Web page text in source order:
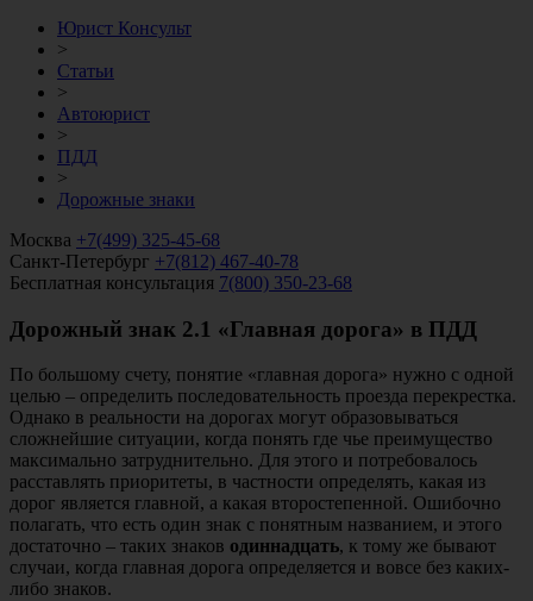
Юрист Консульт
>
Статьи
>
Автоюрист
>
ПДД
>
Дорожные знаки
Москва +7(499) 325-45-68
Санкт-Петербург +7(812) 467-40-78
Бесплатная консультация 7(800) 350-23-68
Дорожный знак 2.1 «Главная дорога» в ПДД
По большому счету, понятие «главная дорога» нужно с одной
целью – определить последовательность проезда перекрестка.
Однако в реальности на дорогах могут образовываться
сложнейшие ситуации, когда понять где чье преимущество
максимально затруднительно. Для этого и потребовалось
расставлять приоритеты, в частности определять, какая из
дорог является главной, а какая второстепенной. Ошибочно
полагать, что есть один знак с понятным названием, и этого
достаточно – таких знаков одиннадцать, к тому же бывают
случаи, когда главная дорога определяется и вовсе без каких-
либо знаков.